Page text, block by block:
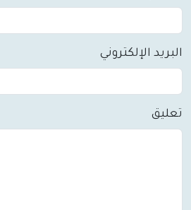
البريد الإلكتروني
تعليق